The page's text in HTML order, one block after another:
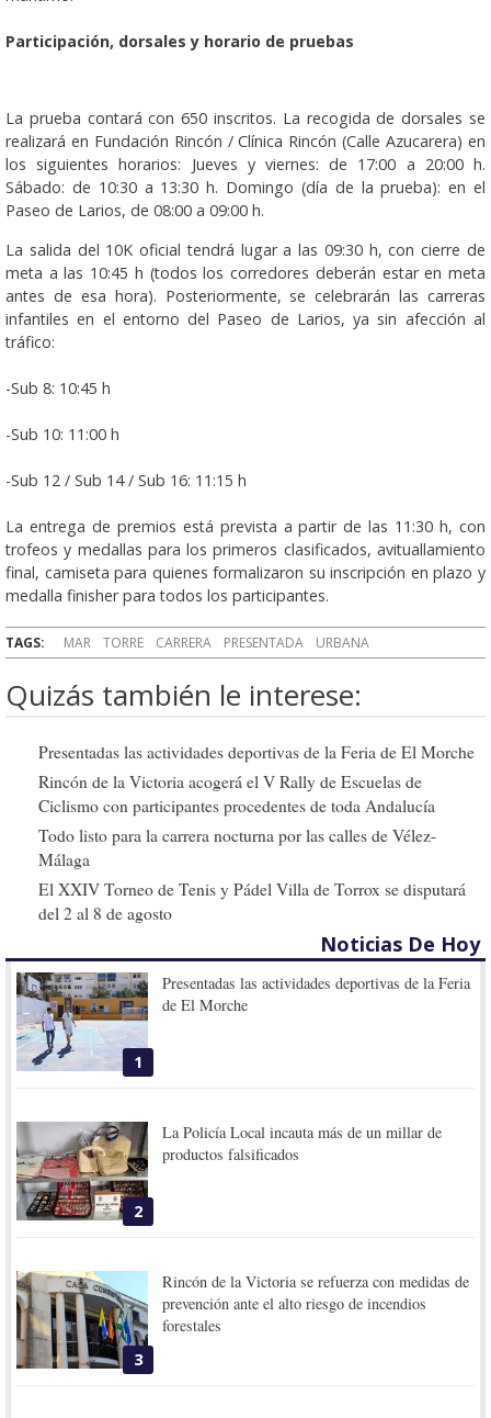
Participación, dorsales y horario de pruebas
La prueba contará con 650 inscritos. La recogida de dorsales se
realizará en Fundación Rincón / Clínica Rincón (Calle Azucarera) en
los siguientes horarios: Jueves y viernes: de 17:00 a 20:00 h.
Sábado: de 10:30 a 13:30 h. Domingo (día de la prueba): en el
Paseo de Larios, de 08:00 a 09:00 h.
La salida del 10K oficial tendrá lugar a las 09:30 h, con cierre de
meta a las 10:45 h (todos los corredores deberán estar en meta
antes de esa hora). Posteriormente, se celebrarán las carreras
infantiles en el entorno del Paseo de Larios, ya sin afección al
tráfico:
-Sub 8: 10:45 h
-Sub 10: 11:00 h
-Sub 12 / Sub 14 / Sub 16: 11:15 h
La entrega de premios está prevista a partir de las 11:30 h, con
trofeos y medallas para los primeros clasificados, avituallamiento
final, camiseta para quienes formalizaron su inscripción en plazo y
medalla finisher para todos los participantes.
TAGS: MAR TORRE CARRERA PRESENTADA URBANA
Quizás también le interese:
Presentadas las actividades deportivas de la Feria de El Morche
Rincón de la Victoria acogerá el V Rally de Escuelas de
Ciclismo con participantes procedentes de toda Andalucía
Todo listo para la carrera nocturna por las calles de Vélez-
Málaga
El XXIV Torneo de Tenis y Pádel Villa de Torrox se disputará
del 2 al 8 de agosto
Noticias De Hoy
1
Presentadas las actividades deportivas de la Feria
de El Morche
2
La Policía Local incauta más de un millar de
productos falsificados
3
Rincón de la Victoria se refuerza con medidas de
prevención ante el alto riesgo de incendios
forestales